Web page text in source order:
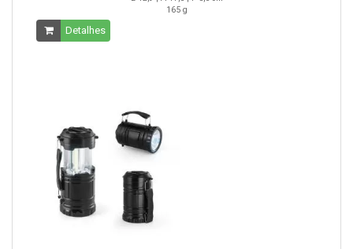
165 g
Detalhes